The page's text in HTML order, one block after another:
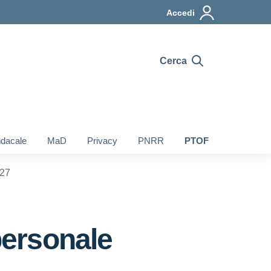
Accedi
Cerca
MaD Privacy PNRR PTOF